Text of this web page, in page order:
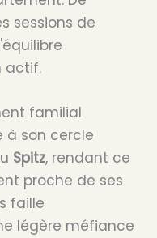
sessions de
actif.
familial
à son cercle
Spitz, rendant ce
proche de ses
faille
légère méfiance